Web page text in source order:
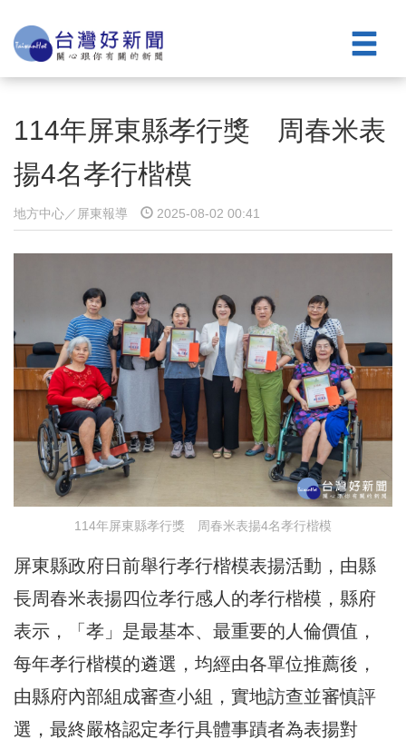
114年屏東縣孝行獎 周春米表
揚4名孝行楷模
地方中心／屏東報導 2025-08-02 00:41
114年屏東縣孝行獎 周春米表揚4名孝行楷模
屏東縣政府日前舉行孝行楷模表揚活動，由縣
長周春米表揚四位孝行感人的孝行楷模，縣府
表示，「孝」是最基本、最重要的人倫價值，
每年孝行楷模的遴選，均經由各單位推薦後，
由縣府內部組成審查小組，實地訪查並審慎評
選，最終嚴格認定孝行具體事蹟者為表揚對